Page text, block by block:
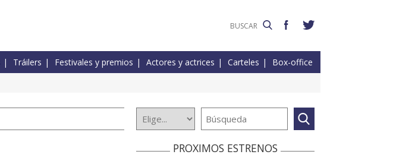
Tráilers Festivales y premios Actores y actrices Carteles Box-office
PROXIMOS ESTRENOS